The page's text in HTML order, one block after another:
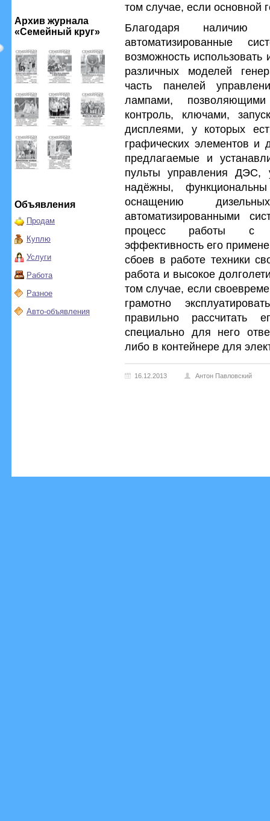
Архив журнала
«Семейный круг»
Объявления
Продам
Куплю
Услуги
Работа
Разное
Авто-объявления
том случае, если основной
Благодаря наличию
автоматизированные
возможность
различных моделей
часть панелей
лампами, позволяющими
контроль, ключами,
дисплеями, у которых
графических элементов и
предлагаемые и
пульты управления ДЭС,
надёжны,
оснащению
автоматизированными
процесс работы с
эффективность его
сбоев в работе техники
работа и высокое
том случае, если
грамотно
правильно рассчитать
специально для него
либо в контейнере для
16.12.2013 Антон Павловский